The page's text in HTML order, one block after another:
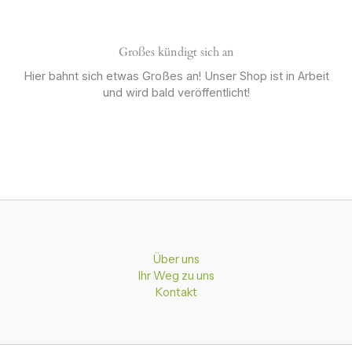
Großes kündigt sich an
Hier bahnt sich etwas Großes an! Unser Shop ist in Arbeit
und wird bald veröffentlicht!
Über uns
Ihr Weg zu uns
Kontakt